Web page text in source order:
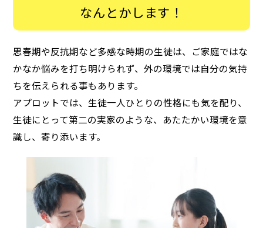
なんとかします！
思春期や反抗期など多感な時期の生徒は、ご家庭ではな
かなか悩みを打ち明けられず、外の環境では自分の気持
ちを伝えられる事もあります。
アプロットでは、生徒一人ひとりの性格にも気を配り、
生徒にとって第二の実家のような、あたたかい環境を意
識し、寄り添います。